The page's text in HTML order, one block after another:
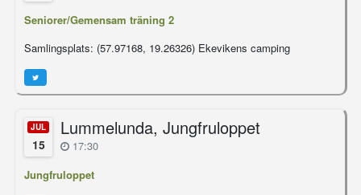
Seniorer/Gemensam träning 2
Samlingsplats: (57.97168, 19.26326) Ekevikens camping
JUL
15
Lummelunda, Jungfruloppet
17:30
Jungfruloppet